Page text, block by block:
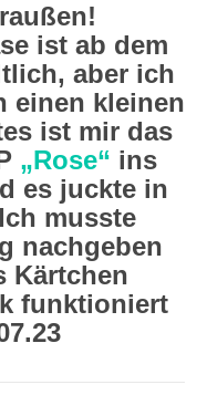
ist ab dem
aber ich
einen kleinen
ist mir das
„Rose“ ins
es juckte in
musste
nachgeben
Kärtchen
funktioniert